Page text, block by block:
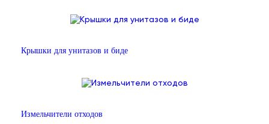
Крышки для унитазов и биде
Измельчители отходов